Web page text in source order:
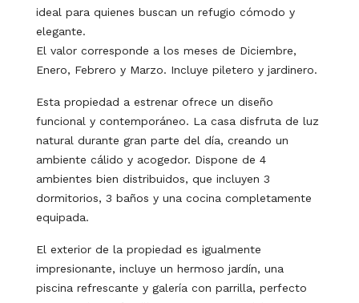
ideal para quienes buscan un refugio cómodo y
elegante.
El valor corresponde a los meses de Diciembre,
Enero, Febrero y Marzo. Incluye piletero y jardinero.
Esta propiedad a estrenar ofrece un diseño
funcional y contemporáneo. La casa disfruta de luz
natural durante gran parte del día, creando un
ambiente cálido y acogedor. Dispone de 4
ambientes bien distribuidos, que incluyen 3
dormitorios, 3 baños y una cocina completamente
equipada.
El exterior de la propiedad es igualmente
impresionante, incluye un hermoso jardín, una
piscina refrescante y galería con parrilla, perfecto